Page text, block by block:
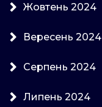
Жовтень 2024
Вересень 2024
Серпень 2024
Липень 2024